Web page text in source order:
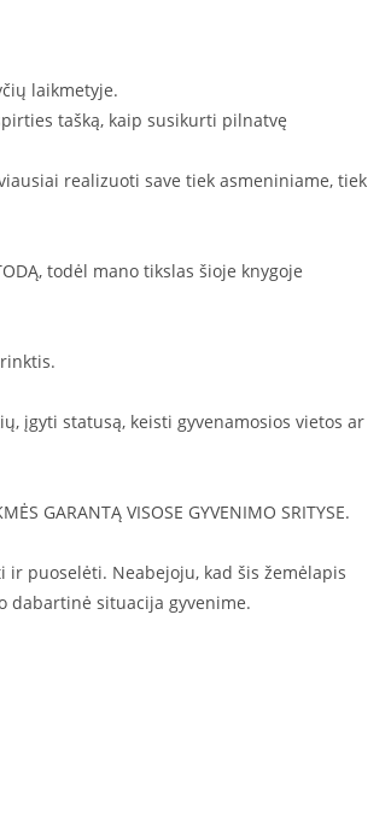
laikmetyje.
tašką, kaip susikurti pilnatvę
realizuoti save tiek asmeniniame, tiek
todėl mano tikslas šioje knygoje
įgyti statusą, keisti gyvenamosios vietos ar
GARANTĄ VISOSE GYVENIMO SRITYSE.
ir puoselėti. Neabejoju, kad šis žemėlapis
dabartinė situacija gyvenime.